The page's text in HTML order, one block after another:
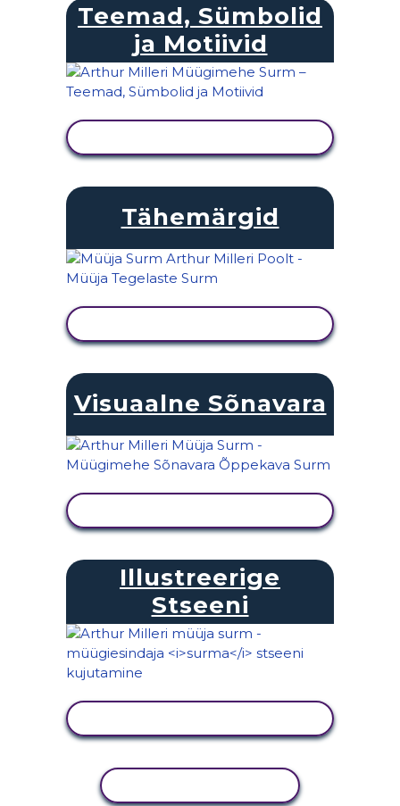
Teemad, Sümbolid
ja Motiivid
Tähemärgid
Visuaalne Sõnavara
Illustreerige
Stseeni